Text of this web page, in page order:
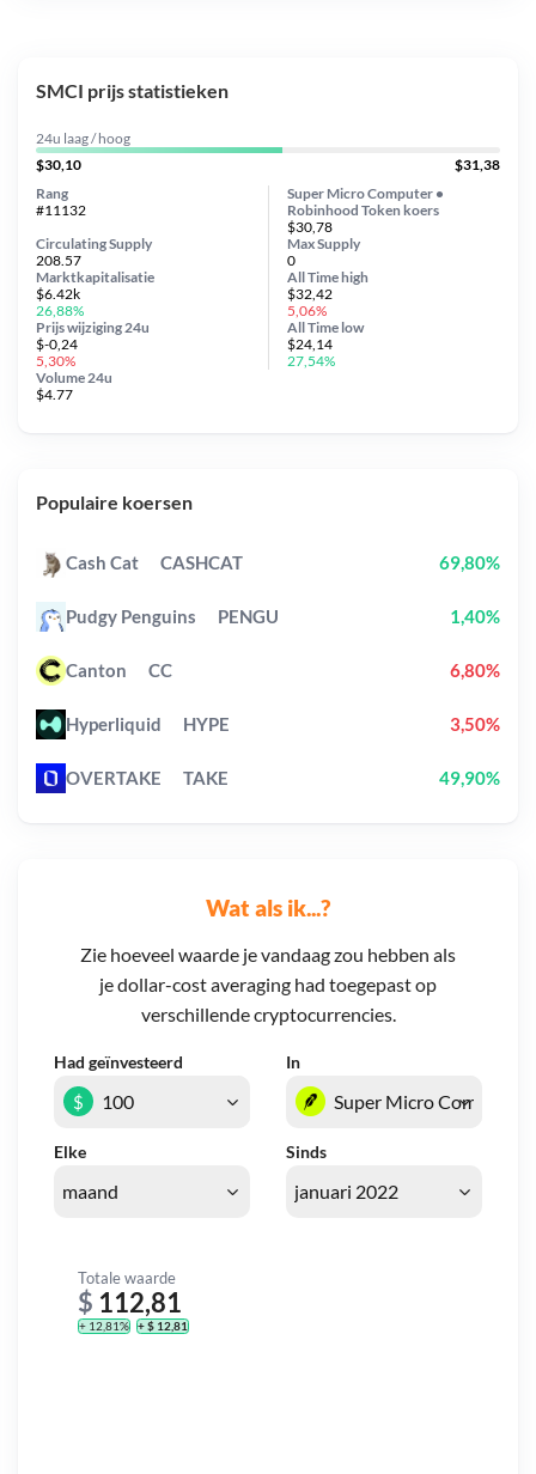
Wat als ik...?
Zie hoeveel waarde je vandaag zou hebben als
je dollar-cost averaging had toegepast op
verschillende cryptocurrencies.
Had geïnvesteerd In
Elke Sinds
$
Totale waarde
$ 112,81
+ 12,81% + $ 12,81
SMCI prijs statistieken
24u laag / hoog
$30,10
$31,38
Super Micro Computer •
Robinhood Token koers
$30,78
Circulating Supply
208.57
Prijs wijziging 24u
$-0,24
5,30%
Max Supply
0
Marktkapitalisatie
$6.42k
26,88%
Volume 24u
$4.77
Rang
#11132
All Timehigh
$32,42
5,06%
All Time low
$24,14
27,54%
Populaire koersen
Cash Cat CASHCAT 69,80%
Pudgy Penguins PENGU 1,40%
Canton CC 6,80%
Hyperliquid HYPE 3,50%
OVERTAKE TAKE 49,90%